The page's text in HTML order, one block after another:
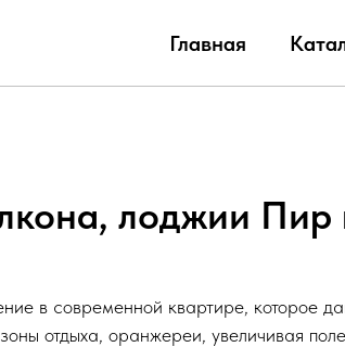
Главная
лоджии Пир
в современной квартире, которое
отдыха, оранжереи, увеличивая